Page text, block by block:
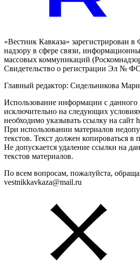
«Вестник Кавказа» зарегистрирован
надзору в сфере связи,
массовых коммуникаций
Свидетельство о регистрации Эл №
Главный редактор: Сидельникова
Использование информации с данного
исключительно на следующих
необходимо указывать ссылку на сайт
При использовании материалов
текстов. Текст должен копироваться в
Не допускается удаление ссылки на
текстов материалов.
По всем вопросам, пожалуйста,
vestnikkavkaza@mail.ru